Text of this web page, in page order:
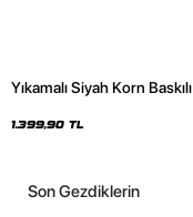
Yıkamalı Siyah Korn Baskılı
1.399,90 TL
Son Gezdiklerin